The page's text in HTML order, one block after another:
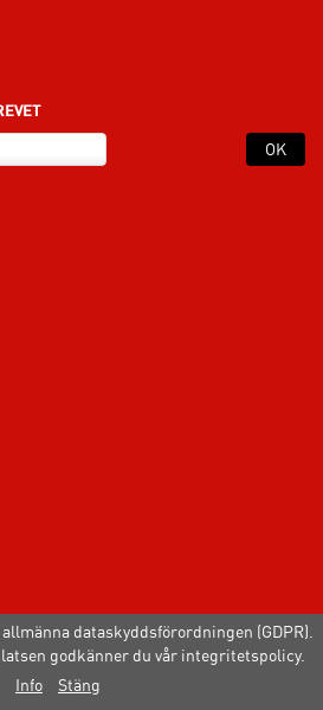
OK
dataskyddsförordningen (GDPR).
godkänner du vår integritetspolicy.
Info
Stäng